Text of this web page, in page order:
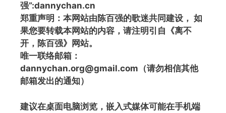
强”:dannychan.cn
郑重声明：本网站由陈百强的歌迷共同建设， 如
果您要转载本网站的内容，请注明引自《离不
开，陈百强》网站。
唯一联络邮箱：
dannychan.org@gmail.com（请勿相信其他
邮箱发出的通知）
建议在桌面电脑浏览，嵌入式媒体可能在手机端